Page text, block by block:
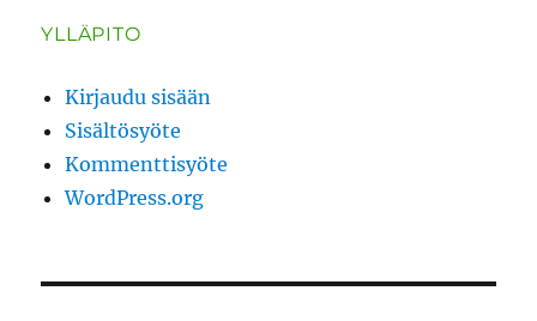
YLLÄPITO
Kirjaudu sisään
Sisältösyöte
Kommenttisyöte
WordPress.org